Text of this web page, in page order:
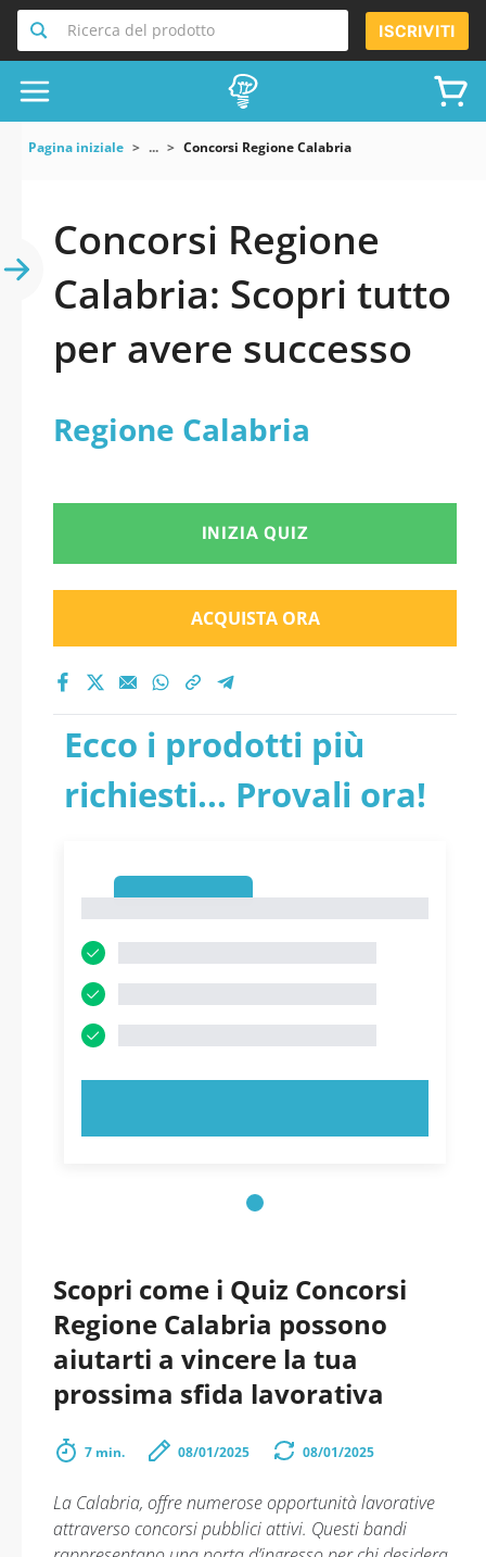
Ricerca del prodotto ISCRIVITI
Pagina iniziale ... Concorsi Regione Calabria
Concorsi Regione
Calabria: Scopri tutto
per avere successo
Regione Calabria
INIZIA QUIZ
ACQUISTA ORA
Ecco i prodotti più
richiesti... Provali ora!
Scopri come i Quiz Concorsi
Regione Calabria possono
aiutarti a vincere la tua
prossima sfida lavorativa
7 min. 08/01/2025 08/01/2025
La Calabria, offre numerose opportunità lavorative
attraverso concorsi pubblici attivi. Questi bandi